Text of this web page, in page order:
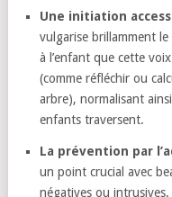
Une initiation
vulgarise brillamment
à l’enfant que cette
(comme réfléchir ou
arbre), normalisant
enfants traversent.
La prévention par
un point crucial avec
négatives ou intrusives.